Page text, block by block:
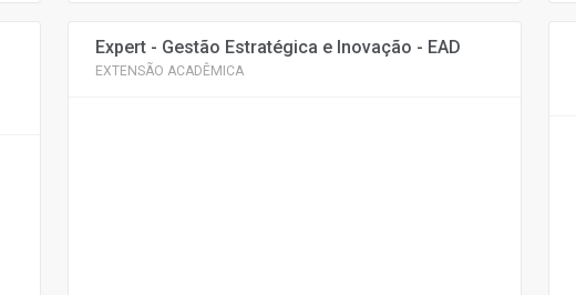
Expert - Gestão Estratégica e Inovação - EAD
EXTENSÃO ACADÊMICA